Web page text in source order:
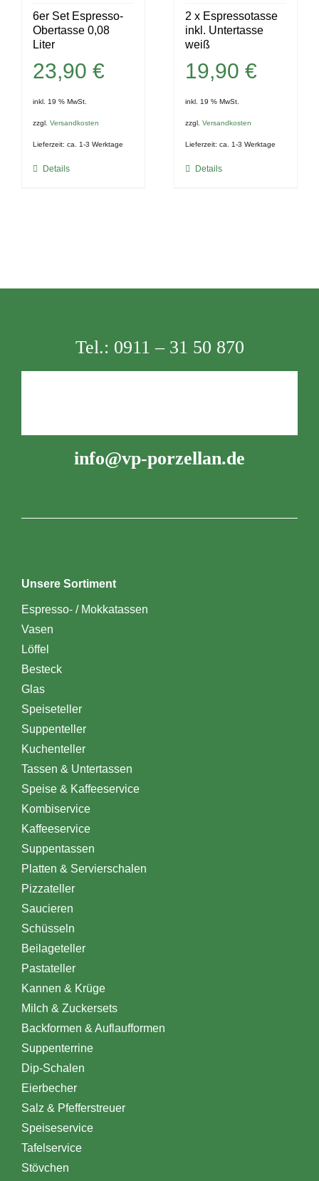
6er Set Espresso-
Obertasse 0,08
Liter
23,90 €
inkl. 19 % MwSt.
zzgl. Versandkosten
Lieferzeit: ca. 1-3 Werktage
Details
2 x Espressotasse
inkl. Untertasse
weiß
19,90€
inkl. 19 % MwSt.
zzgl.Versandkosten
Lieferzeit:ca. 1-3 Werktage
Details
Tel.: 0911 – 31 50 870
info@vp-porzellan.de
Unsere Sortiment
Espresso- / Mokkatassen
Vasen
Löffel
Besteck
Glas
Speiseteller
Suppenteller
Kuchenteller
Tassen & Untertassen
Speise & Kaffeeservice
Kombiservice
Kaffeeservice
Suppentassen
Platten & Servierschalen
Pizzateller
Saucieren
Schüsseln
Beilageteller
Pastateller
Kannen & Krüge
Milch & Zuckersets
Backformen & Auflaufformen
Suppenterrine
Dip-Schalen
Eierbecher
Salz & Pfefferstreuer
Speiseservice
Tafelservice
Stövchen